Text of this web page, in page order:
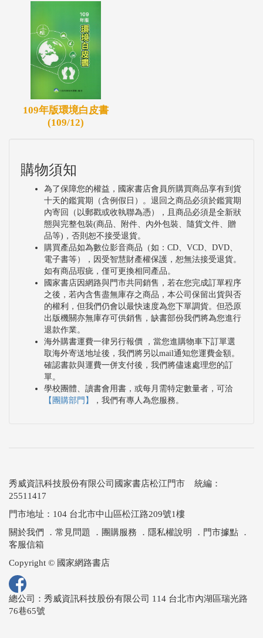
109年版環境白皮書
(109/12)
購物須知
為了保障您的權益，國家書店會員所購買商品享有到貨
十天的鑑賞期（含例假日）。退回之商品必須於鑑賞期
內寄回（以郵戳或收執聯為憑），且商品必須是全新狀
態與完整包裝(商品、附件、內外包裝、隨貨文件、贈
品等)，否則恕不接受退貨。
購買產品如為數位影音商品（如：CD、VCD、DVD、
電子書等），因受智慧財產權保護，恕無法接受退貨。
如有商品瑕疵，僅可更換相同產品。
國家書店因網路與門市共同銷售，若在您完成訂單程序
之後，若內含售盡無庫存之商品，本公司保留出貨與否
的權利，但我們仍會以最快速度為您下單調貨。但恐原
出版機關亦無庫存可供銷售，缺書部份我們將為您進行
退款作業。
海外購書運費一律另行報價 ，當您進購物車下訂單選
取海外寄送地址後，我們將另以mail通知您運費金額。
確認書款與運費一併支付後，我們將儘速處理您的訂
單。
學校團體、讀書會用書，或每月需特定數量者，可洽
【團購部門】
，我們有專人為您服務。
秀威資訊科技股份有限公司國家書店松江門市 統編：
25511417
門市地址：104 台北市中山區松江路209號1樓
關於我們
． 常見問題 ． 團購服務 ． 隱私權說明 ． 門市據點 ．
客服信箱
Copyright © 國家網路書店
總公司：秀威資訊科技股份有限公司 114 台北市內湖區瑞光路
76巷65號